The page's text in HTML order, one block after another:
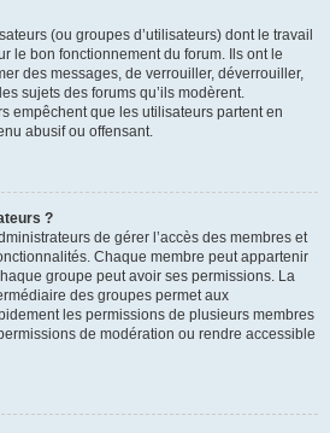
(ou groupes d’utilisateurs) dont le travail
le bon fonctionnement du forum. Ils ont le
des messages, de verrouiller, déverrouiller,
sujets des forums qu’ils modèrent.
empêchent que les utilisateurs partent en
abusif ou offensant.
?
de gérer l’accès des membres et
Chaque membre peut appartenir
groupe peut avoir ses permissions. La
des groupes permet aux
les permissions de plusieurs membres
de modération ou rendre accessible